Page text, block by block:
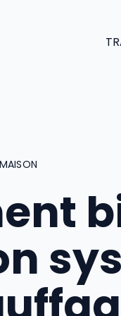
MAISON